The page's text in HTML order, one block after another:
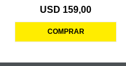
USD 159,00